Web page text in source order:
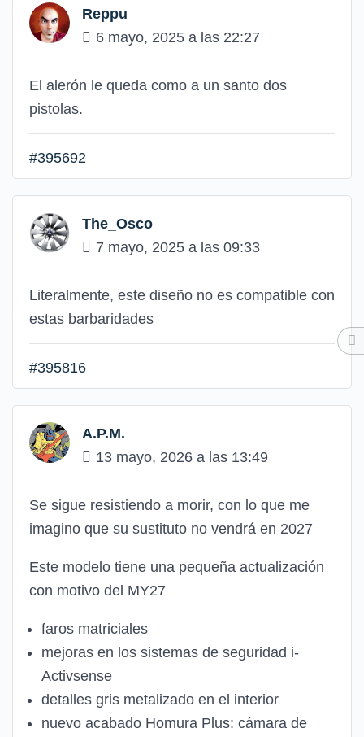
Reppu
6 mayo, 2025 a las 22:27
El alerón le queda como a un santo dos
pistolas.
#395692
The_Osco
7 mayo, 2025 a las 09:33
Literalmente, este diseño no es compatible con
estas barbaridades
#395816
A.P.M.
13 mayo, 2026 a las 13:49
Se sigue resistiendo a morir, con lo que me
imagino que su sustituto no vendrá en 2027
Este modelo tiene una pequeña actualización
con motivo del MY27
faros matriciales
mejoras en los sistemas de seguridad i-
Activsense
detalles gris metalizado en el interior
nuevo acabado Homura Plus: cámara de